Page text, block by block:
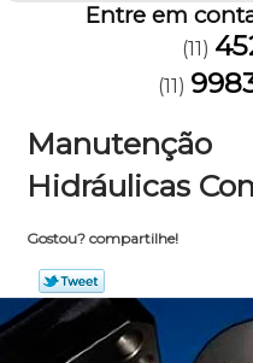
Entre em
(11)
(11)
Hidráulicas
Gostou? compartilhe!